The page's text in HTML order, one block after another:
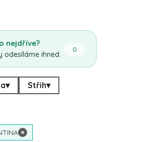
nejdříve?
odesíláme ihned.
0
▾ Střih▾
×